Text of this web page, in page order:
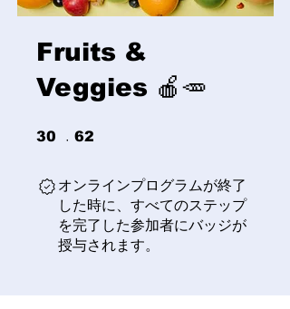
Fruits &
Veggies 🍎🥕
30 30 undefined
62
オンラインプログラムが終了
した時に、すべてのステップ
を完了した参加者にバッジが
授与されます。